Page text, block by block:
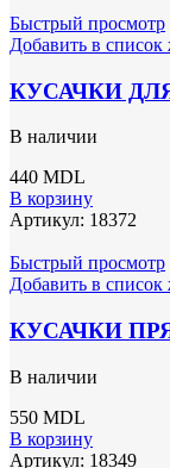
Быстрый просмотр
Добавить в список
КУСАЧКИ
В наличии
440 MDL
В корзину
Артикул: 18372
Быстрый просмотр
Добавить в список
КУСАЧКИ
В наличии
550 MDL
В корзину
Артикул: 18349